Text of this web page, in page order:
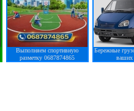
Выполняем спортивную
разметку 0687874865
Бережные
ваших